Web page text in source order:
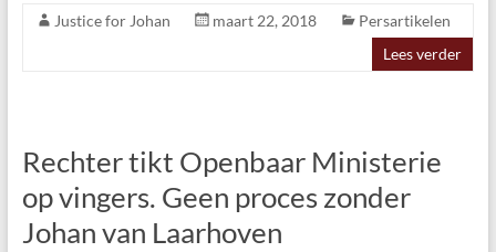
Justice for Johan maart 22, 2018
Persartikelen
Lees verder
Rechter tikt Openbaar Ministerie
op vingers. Geen proces zonder
Johan van Laarhoven